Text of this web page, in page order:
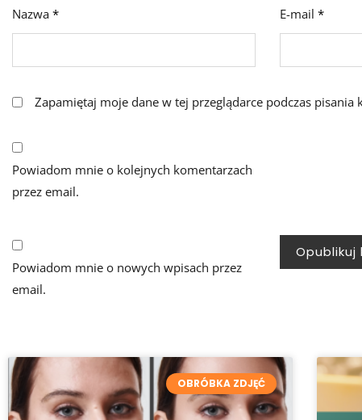
Nazwa * E-mail*
Zapamiętaj moje dane w tej przeglądarce podczas pisania
Powiadom mnie o kolejnych komentarzach
przez email.
Powiadom mnie o nowych wpisach przez
email.
OBRÓBKA ZDJĘĆ